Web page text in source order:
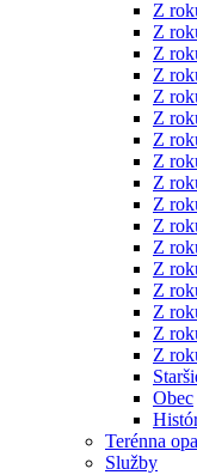
Z
Z
Z
Z
Z
Z
Z
Z
Z
Z
Z
Z
Z
Z
Z
Z
Z
Obec
Terénna
Služby